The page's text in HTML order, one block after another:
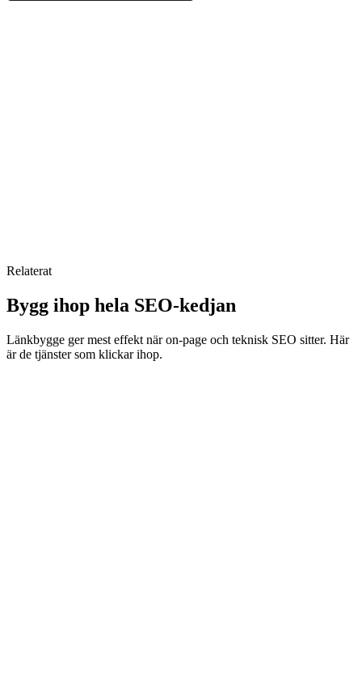
Relaterat
Bygg ihop hela SEO-kedjan
Länkbygge ger mest effekt när on-page och teknisk SEO sitter. Här
är de tjänster som klickar ihop.